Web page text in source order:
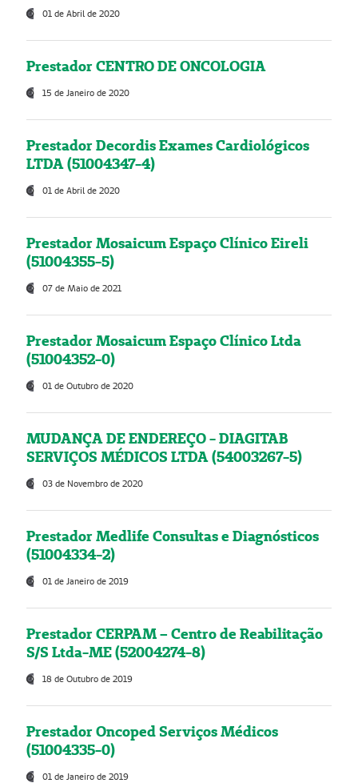
01 de Abril de 2020
Prestador CENTRO DE ONCOLOGIA
15 de Janeiro de 2020
Prestador Decordis Exames Cardiológicos
LTDA (51004347-4)
01 de Abril de 2020
Prestador Mosaicum Espaço Clínico Eireli
(51004355-5)
07 de Maio de 2021
Prestador Mosaicum Espaço Clínico Ltda
(51004352-0)
01 de Outubro de 2020
MUDANÇA DE ENDEREÇO - DIAGITAB
SERVIÇOS MÉDICOS LTDA (54003267-5)
03 de Novembro de 2020
Prestador Medlife Consultas e Diagnósticos
(51004334-2)
01 de Janeiro de 2019
Prestador CERPAM – Centro de Reabilitação
S/S Ltda-ME (52004274-8)
18 de Outubro de 2019
Prestador Oncoped Serviços Médicos
(51004335-0)
01 de Janeiro de 2019